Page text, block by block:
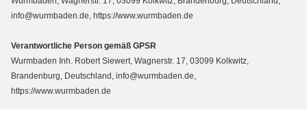
info@wurmbaden.de, https://www.wurmbaden.de
Verantwortliche Person gemäß GPSR
Wurmbaden Inh. Robert Siewert, Wagnerstr. 17, 03099 Kolkwitz,
Brandenburg, Deutschland, info@wurmbaden.de,
https://www.wurmbaden.de